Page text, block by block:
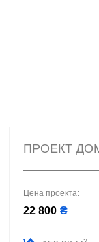
ПРОЕКТ
Цена проекта:
22 800 ₴